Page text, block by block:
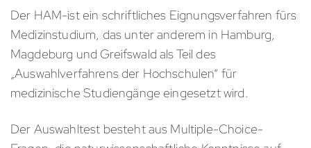
Der HAM-ist ein schriftliches Eignungsverfahren fürs
Medizinstudium, das unter anderem in Hamburg,
Magdeburg und Greifswald als Teil des
„Auswahlverfahrens der Hochschulen“ für
medizinische Studiengänge eingesetzt wird.
Der Auswahltest besteht aus Multiple-Choice-